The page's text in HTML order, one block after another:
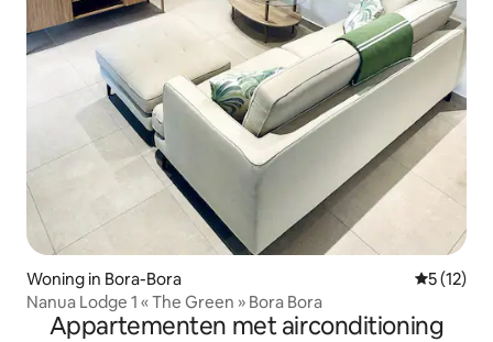
Woning in Bora-Bora
5 (12)
Nanua Lodge 1 « The Green » Bora Bora
Appartementen met airconditioning